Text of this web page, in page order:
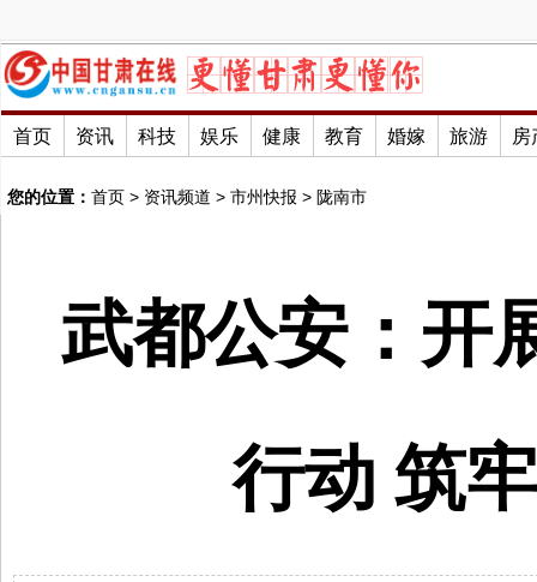
首页 资讯 科技 娱乐 健康 教育 婚嫁 旅游 房
您的位置： 首页 > 资讯频道 > 市州快报 > 陇南市
武都公安：开
行动 筑